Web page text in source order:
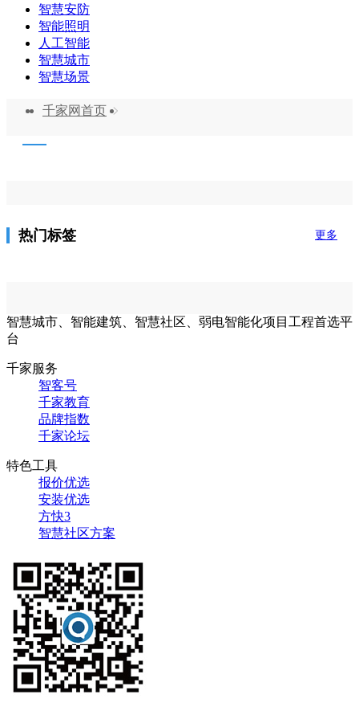
智慧安防
智能照明
人工智能
智慧城市
智慧场景
千家网首页
热门标签 更多
智慧城市、智能建筑、智慧社区、弱电智能化项目工程首选平
台
千家服务
智客号
千家教育
品牌指数
千家论坛
特色工具
报价优选
安装优选
方快3
智慧社区方案